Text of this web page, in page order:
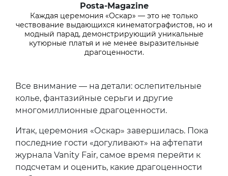
Posta-Magazine
Каждая церемония «Оскар» — это не только
чествование выдающихся кинематографистов, но и
модный парад, демонстрирующий уникальные
кутюрные платья и не менее выразительные
драгоценности.
Все внимание — на детали: ослепительные
колье, фантазийные серьги и другие
многомиллионные драгоценности.
Итак, церемония «Оскар» завершилась. Пока
последние гости «догуливают» на афтепати
журнала Vanity Fair, самое время перейти к
подсчетам и оценить, какие драгоценности